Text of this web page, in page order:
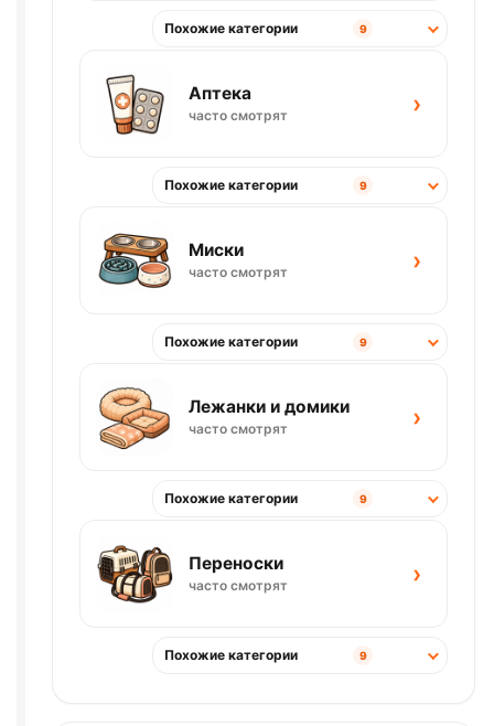
Похожие категории 9
Аптека
часто смотрят ›
Похожие категории 9
Миски
часто смотрят ›
Похожие категории 9
Лежанки и домики
часто смотрят ›
Похожие категории 9
Переноски
часто смотрят ›
Похожие категории 9